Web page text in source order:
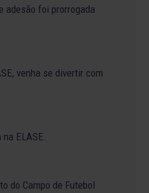
adesão foi prorrogada
venha se divertir com
ELASE.
do Campo de Futebol